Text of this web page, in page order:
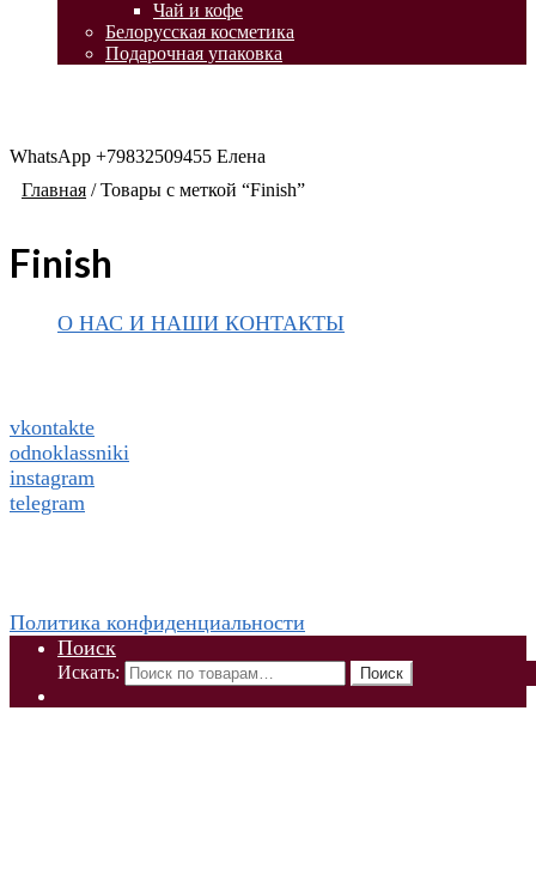
Чай и кофе
Белорусская косметика
Подарочная упаковка
WhatsApp +79832509455 Елена
Главная /Товары с меткой “Finish”
Finish
О НАС И НАШИ КОНТАКТЫ
vkontakte
odnoklassniki
instagram
telegram
Политика конфиденциальности
Поиск
Искать: Поиск